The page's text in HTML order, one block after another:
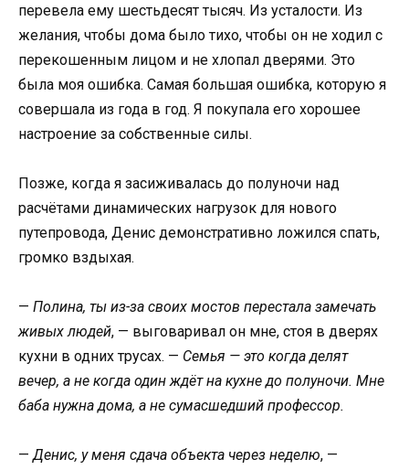
перевела ему шестьдесят тысяч. Из усталости. Из
желания, чтобы дома было тихо, чтобы он не ходил с
перекошенным лицом и не хлопал дверями. Это
была моя ошибка. Самая большая ошибка, которую я
совершала из года в год. Я покупала его хорошее
настроение за собственные силы.
Позже, когда я засиживалась до полуночи над
расчётами динамических нагрузок для нового
путепровода, Денис демонстративно ложился спать,
громко вздыхая.
— Полина, ты из-за своих мостов перестала замечать
живых людей, — выговаривал он мне, стоя в дверях
кухни в одних трусах. — Семья — это когда делят
вечер, а не когда один ждёт на кухне до полуночи. Мне
баба нужна дома, а не сумасшедший профессор.
—Денис, у меня сдача объекта через неделю, —